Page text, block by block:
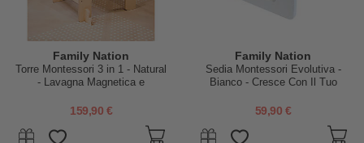
Family Nation
Torre Montessori 3 in 1 - Natural
- Lavagna Magnetica e
159,90 €
Family Nation
Sedia Montessori Evolutiva -
Bianco - Cresce Con Il Tuo
59,90 €